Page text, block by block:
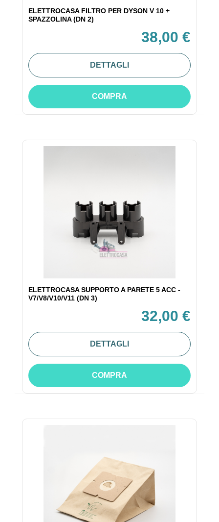
ELETTROCASA FILTRO PER DYSON V 10 +
SPAZZOLINA (DN 2)
38,00 €
DETTAGLI
COMPRA
ELETTROCASA SUPPORTO A PARETE 5 ACC -
V7/V8/V10/V11 (DN 3)
32,00 €
DETTAGLI
COMPRA